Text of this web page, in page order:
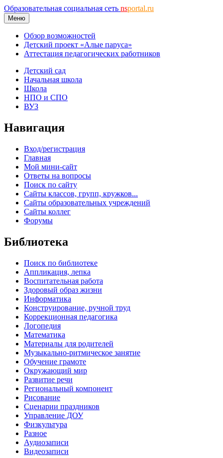
Образовательная социальная сеть nsportal.ru
Меню
Обзор возможностей
Детский проект «Алые паруса»
Аттестация педагогических работников
Детский сад
Начальная школа
Школа
НПО и СПО
ВУЗ
Навигация
Вход/регистрация
Главная
Мой мини-сайт
Ответы на вопросы
Поиск по сайту
Сайты классов, групп, кружков...
Сайты образовательных учреждений
Сайты коллег
Форумы
Библиотека
Поиск по библиотеке
Аппликация, лепка
Воспитательная работа
Здоровый образ жизни
Информатика
Конструирование, ручной труд
Коррекционная педагогика
Логопедия
Математика
Материалы для родителей
Музыкально-ритмическое занятие
Обучение грамоте
Окружающий мир
Развитие речи
Региональный компонент
Рисование
Сценарии праздников
Управление ДОУ
Физкультура
Разное
Аудиозаписи
Видеозаписи